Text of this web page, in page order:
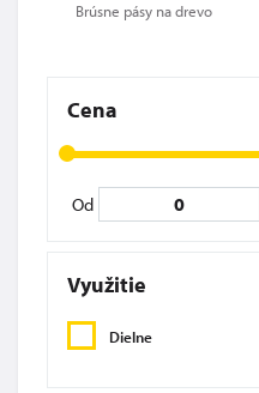
Brúsne pásy na drevo
Cena
Od
Využitie
Dielne